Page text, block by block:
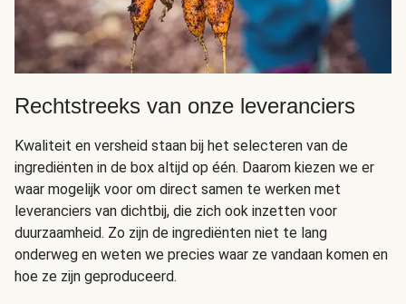
Rechtstreeks van onze leveranciers
Kwaliteit en versheid staan bij het selecteren van de
ingrediënten in de box altijd op één. Daarom kiezen we er
waar mogelijk voor om direct samen te werken met
leveranciers van dichtbij, die zich ook inzetten voor
duurzaamheid. Zo zijn de ingrediënten niet te lang
onderweg en weten we precies waar ze vandaan komen en
hoe ze zijn geproduceerd.